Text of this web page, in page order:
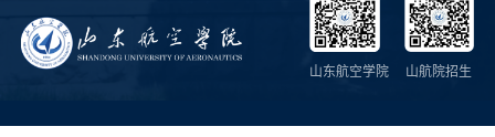
山东航空学院 山航院招生